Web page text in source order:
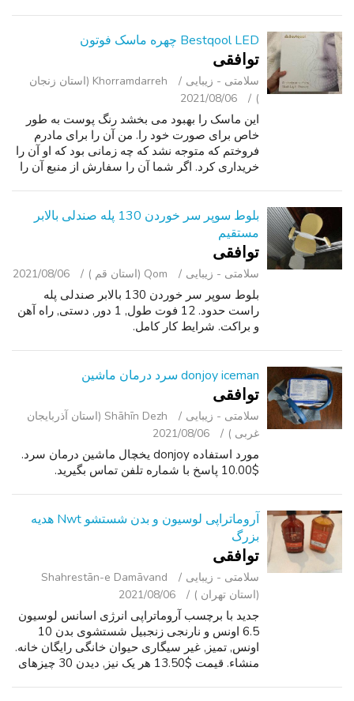
Bestqool LED چهره ماسک فوتون
توافقی
سلامتی - زیبایی
Khorramdarreh (استان زنجان
)
2021/08/06
این ماسک را بهبود می بخشد رنگ پوست به طور
خاص برای صورت خود را. من آن را برای مادرم
فروختم که متوجه نشد که چه زمانی بود که او آن را
خریداری کرد. اگر شما آن را سفارش از منبع آن را
بلوط سوپر سر خوردن 130 پله صندلی بالابر
مستقیم
توافقی
سلامتی - زیبایی Qom (استان قم ) 2021/08/06
بلوط سوپر سر خوردن 130 بالابر صندلی پله
راست حدود. 12 فوت طول, 1 دور, دستی, راه آهن
و براکت. شرایط کار کامل.
donjoy iceman سرد درمان ماشین
توافقی
سلامتی - زیبایی
Shāhīn Dezh (استان آذربایجان
غربی )
2021/08/06
مورد استفاده donjoy یخچال ماشین درمان سرد.
$10.00 پاسخ با شماره تلفن تماس بگیرید.
آروماتراپی لوسیون و بدن شستشو Nwt هدیه
بزرگ
توافقی
سلامتی - زیبایی
Shahrestān-e Damāvand
(استان تهران )
2021/08/06
جدید با برچسب آروماتراپی انرژی اسانس لوسیون
6.5 اونس و نارنجی زنجبیل شستشوی بدن 10
اونس, تمیز, غیر سیگاری حیوان خانگی رایگان خانه.
منشاء. قیمت $13.50 هر یک نیز, دیدن 30 چیزهای